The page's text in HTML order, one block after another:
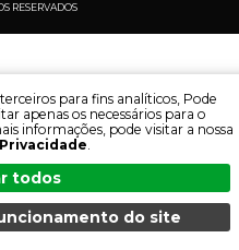
RESERVADOS
PRODUTOS PT
para fins analíticos, Pode
apenas os necessários para o
informações, pode visitar a nossa
.
todos
do site